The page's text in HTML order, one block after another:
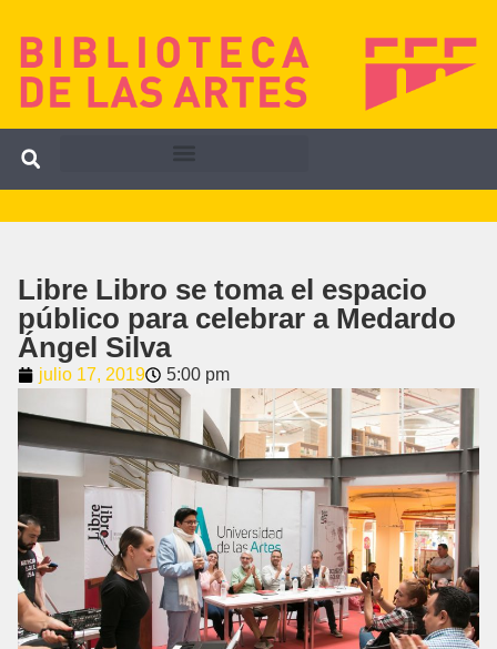
Libre Libro se toma el espacio
público para celebrar a Medardo
Ángel Silva
julio 17, 2019 5:00 pm